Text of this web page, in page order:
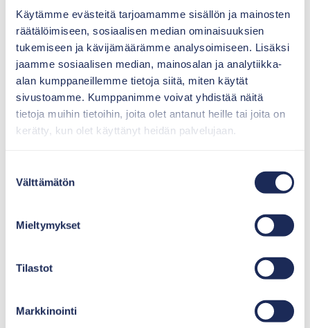
Käytämme evästeitä tarjoamamme sisällön ja mainosten
räätälöimiseen, sosiaalisen median ominaisuuksien
tukemiseen ja kävijämäärämme analysoimiseen. Lisäksi
jaamme sosiaalisen median, mainosalan ja analytiikka-
alan kumppaneillemme tietoja siitä, miten käytät
sivustoamme. Kumppanimme voivat yhdistää näitä
tietoja muihin tietoihin, joita olet antanut heille tai joita on
kerätty, kun olet käyttänyt heidän palvelujaan.
valinta
Välttämätön
Mieltymykset
Tilastot
Markkinointi
4. Katso tulevaisuuteen jo
hankintahetkellä
Ympäristölain mukaan on kiinteistöomistajan vastuulla,
vaatimukset puhdistustason osalta myös pitkälle
tulevaisuudessa. Kiinteistön omistaja on
Jätevesijärjestelmää valittaessa pitää muistaa kiinnittää
Tämän vuoksi on tärkeää miettiä ja tiedostaa jo